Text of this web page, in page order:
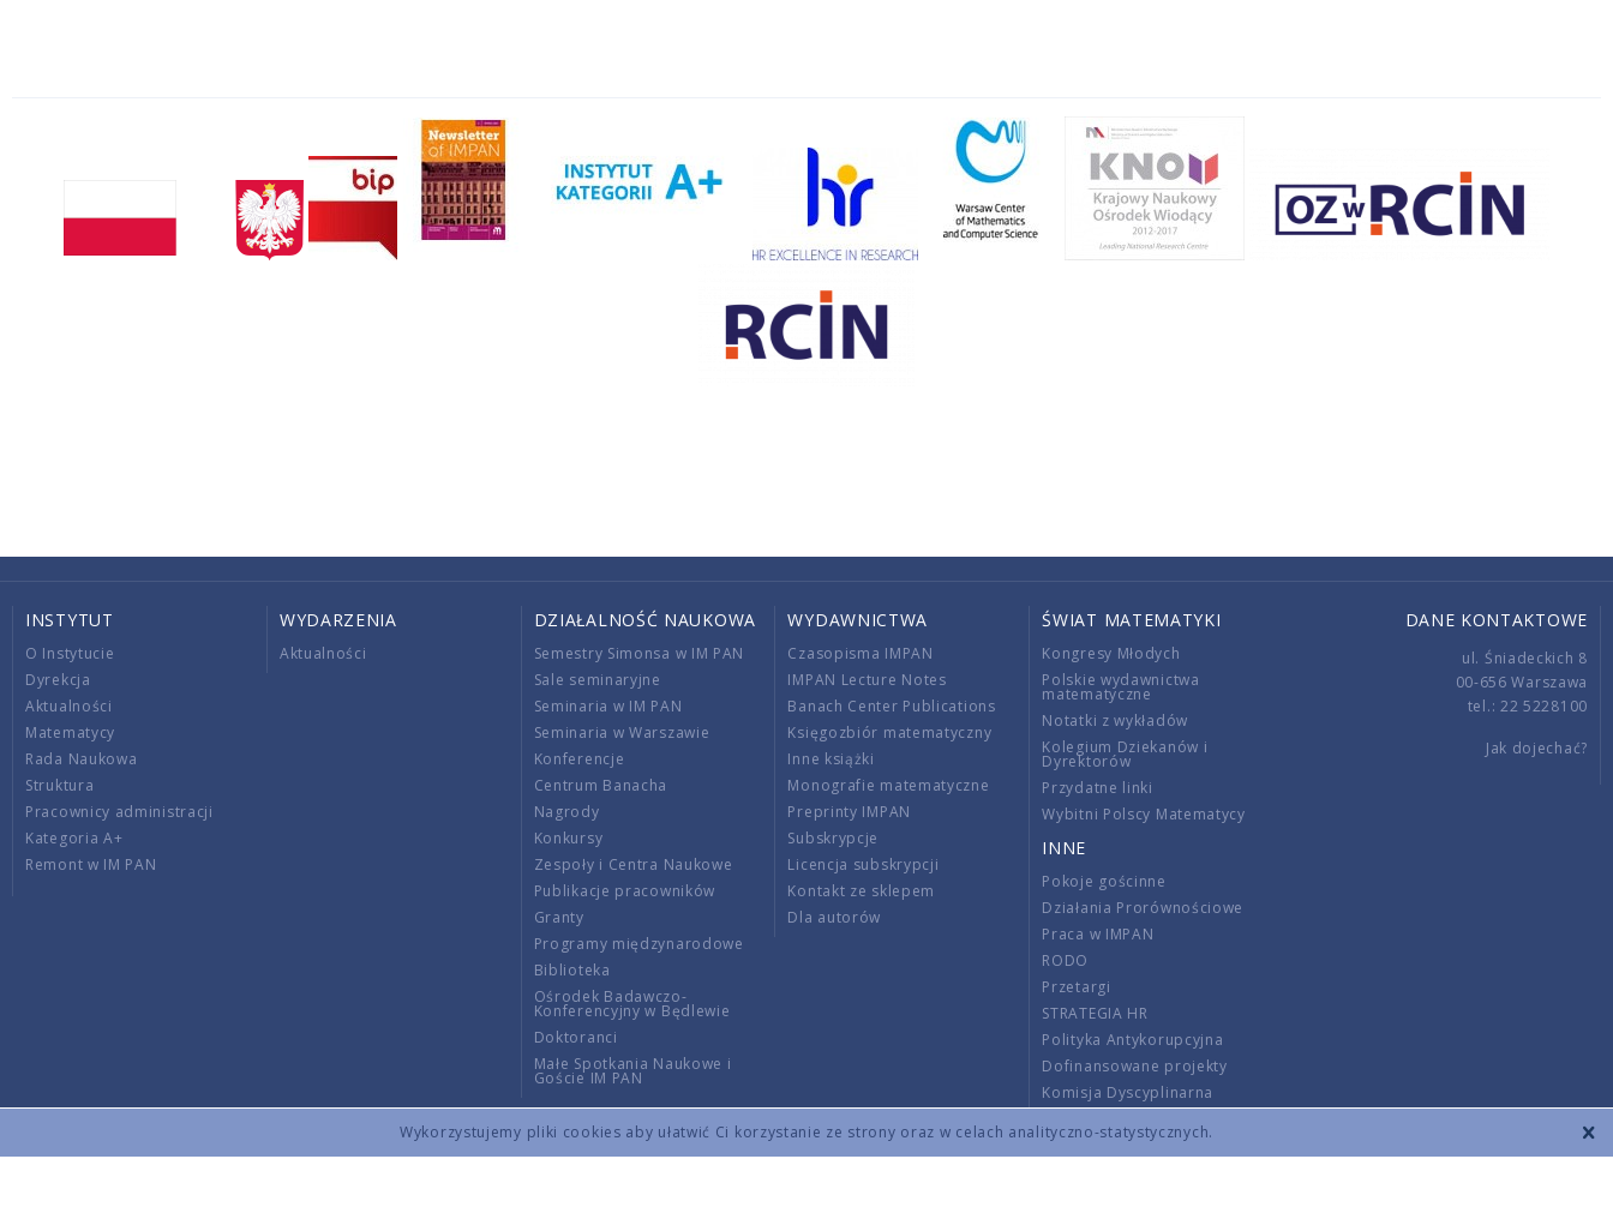
Wykorzystujemy pliki cookies aby ułatwić Ci korzystanie ze strony oraz w celach analityczno-statystycznych.
INSTYTUT
O Instytucie
Dyrekcja
Aktualności
Matematycy
Rada Naukowa
Struktura
Pracownicy administracji
Kategoria A+
Remont w IM PAN
WYDARZENIA
Aktualności
DZIAŁALNOŚĆ NAUKOWA
Semestry Simonsa w IM PAN
Sale seminaryjne
Seminaria w IM PAN
Seminaria w Warszawie
Konferencje
Centrum Banacha
Nagrody
Konkursy
Zespoły i Centra Naukowe
Publikacje pracowników
Granty
Programy międzynarodowe
Biblioteka
Ośrodek Badawczo-
Konferencyjny w Będlewie
Doktoranci
Małe Spotkania Naukowe i
Goście IM PAN
WYDAWNICTWA
Czasopisma IMPAN
IMPAN Lecture Notes
Banach Center Publications
Księgozbiór matematyczny
Inne książki
Monografie matematyczne
Preprinty IMPAN
Subskrypcje
Licencja subskrypcji
Kontakt ze sklepem
Dla autorów
ŚWIAT MATEMATYKI
Kongresy Młodych
Polskie wydawnictwa
matematyczne
Notatki z wykładów
Kolegium Dziekanów i
Dyrektorów
Przydatne linki
Wybitni Polscy Matematycy
INNE
Pokoje gościnne
Działania Prorównościowe
Praca w IMPAN
RODO
Przetargi
STRATEGIA HR
Polityka Antykorupcyjna
Dofinansowane projekty
Komisja Dyscyplinarna
Wnoszenie opłat
DANE KONTAKTOWE
ul. Śniadeckich 8
00-656 Warszawa
tel.: 22 5228100
Jak dojechać?